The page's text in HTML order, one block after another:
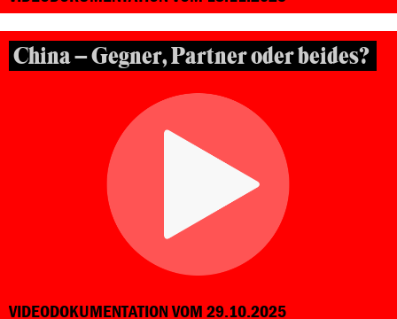
China – Gegner, Partner oder beides?
VIDEODOKUMENTATION VOM 29.10.2025